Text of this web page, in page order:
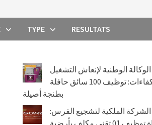
TYPE RESULTATS
الوكالة الوطنية لإنعاش التشغيل
والكفاءات: توظيف 100 سائق حافلة
بطنجة أصيلة
الشركة الملكية لتشجيع الفرس:
مباراة توظيف 01 تقني مكلف بأرضية